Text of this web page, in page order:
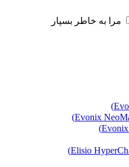
مرا به خاطر بسپار